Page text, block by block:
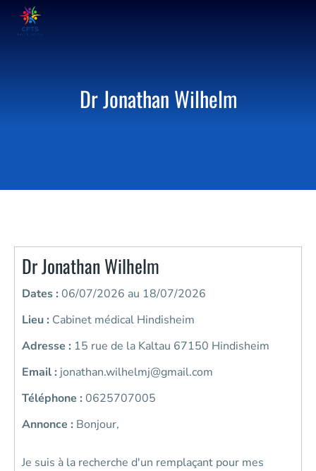
Dr Jonathan Wilhelm
Dr Jonathan Wilhelm
Dates : 06/07/2026 au 18/07/2026
Lieu : Cabinet médical Hindisheim
Adresse : 15 rue de la Kaltau 67150 Hindisheim
Email : jonathan.wilhelmj@gmail.com
Téléphone : 0625707005
Annonce : Bonjour,
Je suis à la recherche d'un remplaçant pour mes